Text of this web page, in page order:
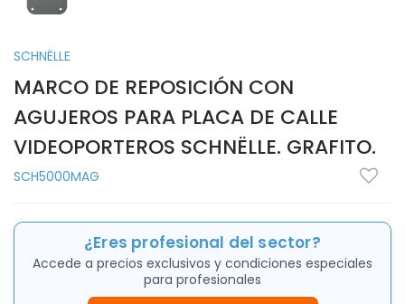
SCHNËLLE
MARCO DE REPOSICIÓN CON
AGUJEROS PARA PLACA DE CALLE
VIDEOPORTEROS SCHNËLLE. GRAFITO.
SCH5000MAG
¿Eres profesional del sector?
Accede a precios exclusivos y condiciones especiales
para profesionales